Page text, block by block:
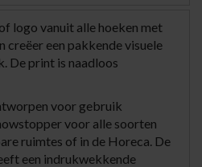
logo vanuit alle hoeken met
creëer een pakkende visuele
De print is naadloos
voor gebruik
voor alle soorten
ruimtes of in de Horeca. De
een indrukwekkende